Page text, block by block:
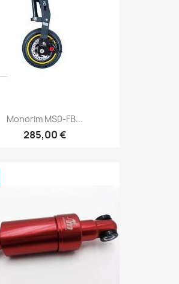
Monorim MS0-FB...
285,00 €